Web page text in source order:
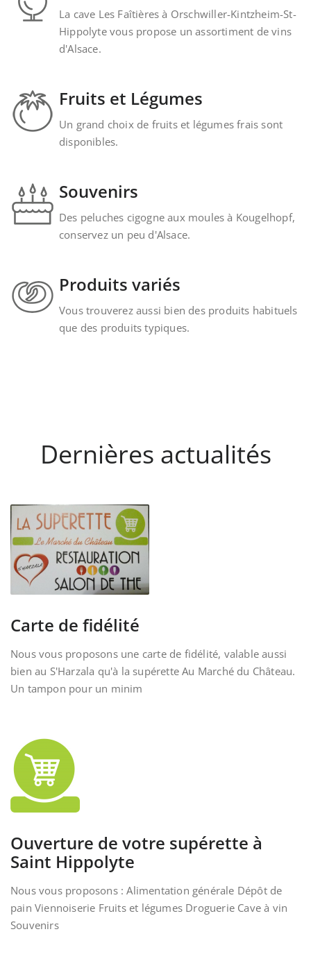
La cave Les Faîtières à Orschwiller-Kintzheim-St-
Hippolyte vous propose un assortiment de vins
d'Alsace.
Fruits et Légumes
Un grand choix de fruits et légumes frais sont
disponibles.
Souvenirs
Des peluches cigogne aux moules à Kougelhopf,
conservez un peu d'Alsace.
Produits variés
Vous trouverez aussi bien des produits habituels
que des produits typiques.
Dernières actualités
Carte de fidélité
Nous vous proposons une carte de fidélité, valable aussi
bien au S'Harzala qu'à la supérette Au Marché du Château.
Un tampon pour un minim
Ouverture de votre supérette à
Saint Hippolyte
Nous vous proposons : Alimentation générale Dépôt de
pain Viennoiserie Fruits et légumes Droguerie Cave à vin
Souvenirs